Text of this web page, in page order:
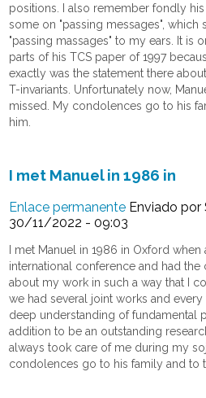
positions. I also remember fondly
some on "passing messages",
"passing massages" to my ears. It is
parts of his TCS paper of 1997
exactly was the statement there
T-invariants. Unfortunately now,
missed. My condolences go to his
him.
I met Manuel in 1986 in
Enlace permanente Enviado por
30/11/2022 - 09:03
I met Manuel in 1986 in Oxford
international conference and had
about my work in such a way that I
we had several joint works and
deep understanding of fundamental
addition to be an outstanding
always took care of me during my
condolences go to his family and to